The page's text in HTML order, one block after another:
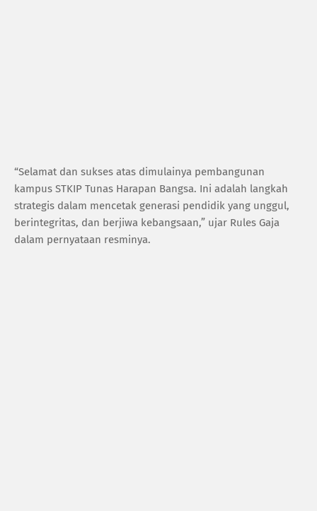
“Selamat dan sukses atas dimulainya pembangunan
kampus STKIP Tunas Harapan Bangsa. Ini adalah langkah
strategis dalam mencetak generasi pendidik yang unggul,
berintegritas, dan berjiwa kebangsaan,” ujar Rules Gaja
dalam pernyataan resminya.